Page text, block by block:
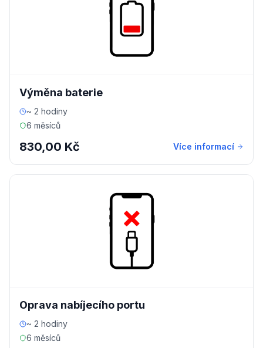
Výměna baterie
~ 2 hodiny
6 měsíců
830,00 Kč Více informací
Oprava nabíjecího portu
~ 2 hodiny
6 měsíců